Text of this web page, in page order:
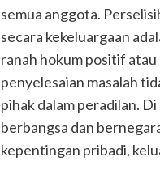
semua anggota.
secara kekeluargaan
ranah hokum positif
penyelesaian masalah
pihak dalam peradilan.
berbangsa dan
kepentingan pribadi,